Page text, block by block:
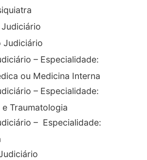
Judiciário
– Especialidade:
ou Medicina Interna
– Especialidade:
Traumatologia
– Especialidade: